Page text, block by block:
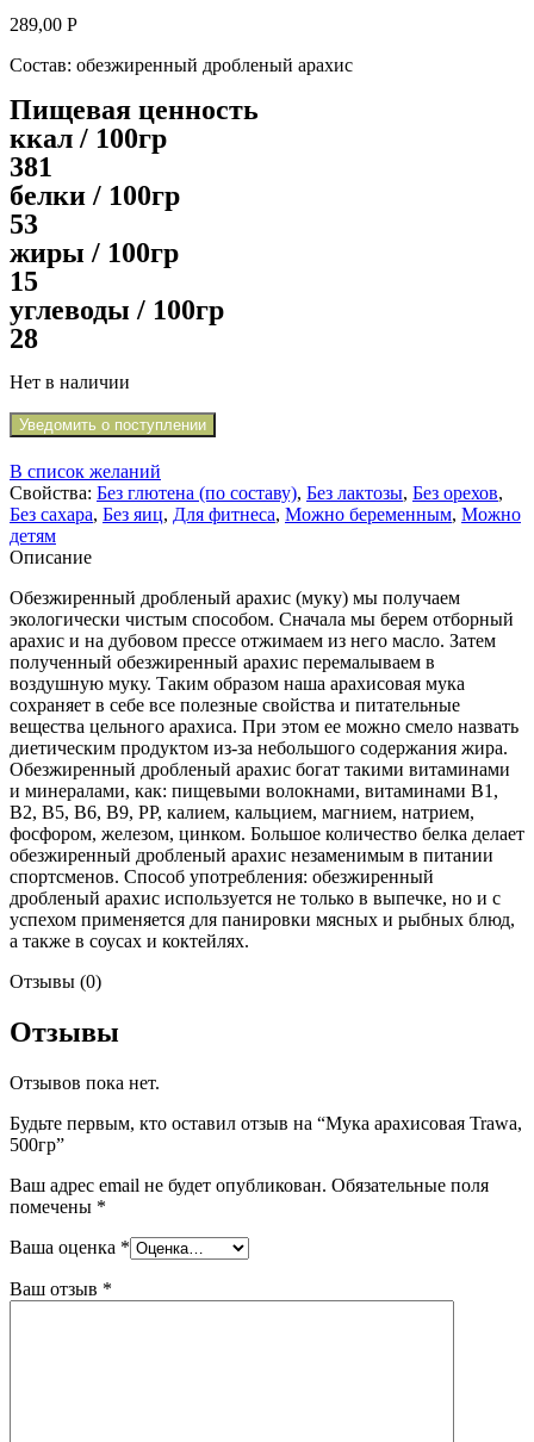
289,00 Р
Состав: обезжиренный дробленый арахис
Пищевая ценность
ккал / 100гр
381
белки / 100гр
53
жиры / 100гр
15
углеводы / 100гр
28
Нет в наличии
Уведомить о поступлении
В список желаний
Свойства: Без глютена (по составу), Без лактозы, Без орехов,
Без сахара, Без яиц, Для фитнеса, Можно беременным, Можно
детям
Описание
Обезжиренный дробленый арахис (муку) мы получаем
экологически чистым способом. Сначала мы берем отборный
арахис и на дубовом прессе отжимаем из него масло. Затем
полученный обезжиренный арахис перемалываем в
воздушную муку. Таким образом наша арахисовая мука
сохраняет в себе все полезные свойства и питательные
вещества цельного арахиса. При этом ее можно смело назвать
диетическим продуктом из-за небольшого содержания жира.
Обезжиренный дробленый арахис богат такими витаминами
и минералами, как: пищевыми волокнами, витаминами B1,
B2, B5, B6, B9, PP, калием, кальцием, магнием, натрием,
фосфором, железом, цинком. Большое количество белка делает
обезжиренный дробленый арахис незаменимым в питании
спортсменов. Способ употребления: обезжиренный
дробленый арахис используется не только в выпечке, но и с
успехом применяется для панировки мясных и рыбных блюд,
а также в соусах и коктейлях.
Отзывы (0)
Отзывы
Отзывов пока нет.
Будьте первым, кто оставил отзыв на “Мука арахисовая Trawa,
500гр”
Ваш адрес email не будет опубликован. Обязательные поля
помечены *
Ваша оценка *
Ваш отзыв *